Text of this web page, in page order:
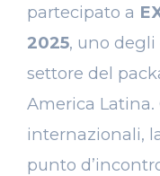
partecipato a
2025, uno
settore del
America Latina.
internazionali,
punto